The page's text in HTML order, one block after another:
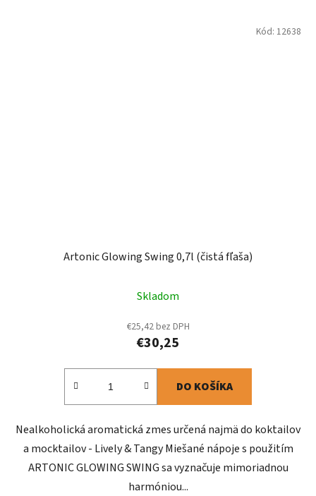
Artonic Glowing Swing 0,7l (čistá fľaša)
Skladom
€25,42 bez DPH
€30,25
DO KOŠÍKA
Nealkoholická aromatická zmes určená najmä do koktailov
a mocktailov - Lively & Tangy Miešané nápoje s použitím
ARTONIC GLOWING SWING sa vyznačuje mimoriadnou
harmóniou...
Kód: 12638